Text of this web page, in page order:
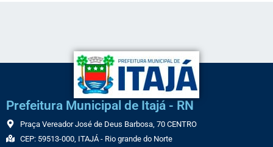
Prefeitura Municipal de Itajá - RN
Praça Vereador José de Deus Barbosa, 70 CENTRO
CEP: 59513-000, ITAJÁ - Rio grande do Norte